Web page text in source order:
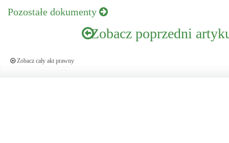
Pozostałe dokumenty
Zobacz poprzedni
Zobacz cały akt prawny